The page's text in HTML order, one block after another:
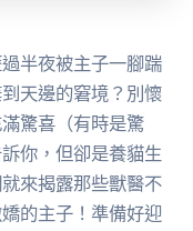
半夜被主子一腳踹
天邊的窘境？別懷
驚喜（有時是驚
你，但卻是養貓生
來揭露那些獸醫不
的主子！準備好迎